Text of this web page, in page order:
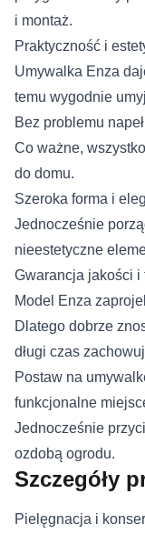
i montaż.
Praktyczność i
Umywalka Enza
temu wygodnie
Bez problemu
Co ważne,
do domu.
Szeroka forma i
Jednocześnie
nieestetyczne
Gwarancja jakości i
Model Enza
Dlatego dobrze
długi czas
Postaw na
funkcjonalne
Jednocześnie
ozdobą ogrodu.
Szczegóły
Pielęgnacja i